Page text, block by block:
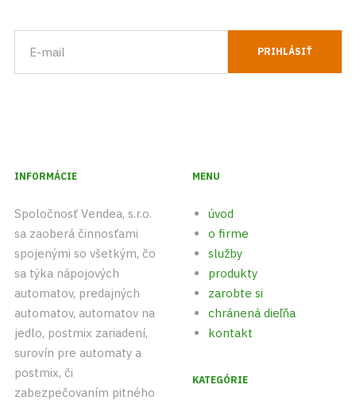
INFORMÁCIE
Spoločnosť Vendea, s.r.o.
sa zaoberá činnosťami
spojenými so všetkým, čo
sa týka nápojových
automatov, predajných
automatov, automatov na
jedlo, postmix zariadení,
surovín pre automaty a
postmix, či
zabezpečovaním pitného
MENU
úvod
o firme
služby
produkty
zarobte si
chránená dieľňa
kontakt
KATEGÓRIE